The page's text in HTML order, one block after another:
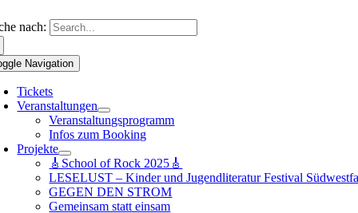
nach:
Navigation
Tickets
Veranstaltungen
Veranstaltungsprogramm
Infos zum Booking
Projekte
🎸School of Rock 2025🎸
LESELUST – Kinder und Jugendliteratur Festival
GEGEN DEN STROM
Gemeinsam statt einsam